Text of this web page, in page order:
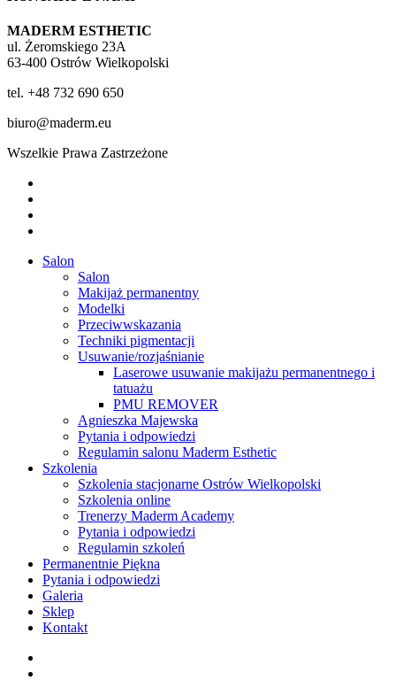
MADERM ESTHETIC
ul. Żeromskiego 23A
63-400 Ostrów Wielkopolski
tel. +48 732 690 650
biuro@maderm.eu
Wszelkie Prawa Zastrzeżone
Close
Salon
Salon
Makijaż permanentny
Modelki
Przeciwwskazania
Techniki pigmentacji
Usuwanie/rozjaśnianie
Laserowe usuwanie makijażu permanentnego i
tatuażu
PMU REMOVER
Agnieszka Majewska
Pytania i odpowiedzi
Regulamin salonu Maderm Esthetic
Szkolenia
Szkolenia stacjonarne Ostrów Wielkopolski
Szkolenia online
Trenerzy Maderm Academy
Pytania i odpowiedzi
Regulamin szkoleń
Permanentnie Piękna
Pytania i odpowiedzi
Galeria
Sklep
Kontakt